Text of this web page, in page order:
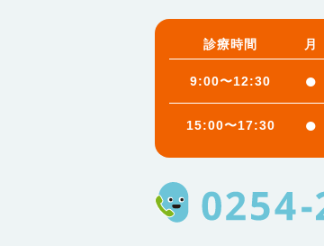
診療時間 月
9:00〜12:30 ●
15:00〜17:30 ●